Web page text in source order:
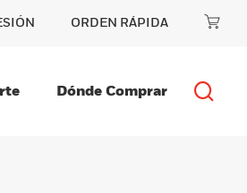
ORDEN RÁPIDA
Dónde Comprar